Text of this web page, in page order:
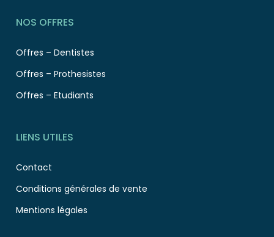
NOS OFFRES
Offres – Dentistes
Offres – Prothesistes
Offres – Etudiants
LIENS UTILES
Contact
Conditions générales de vente
Mentions légales